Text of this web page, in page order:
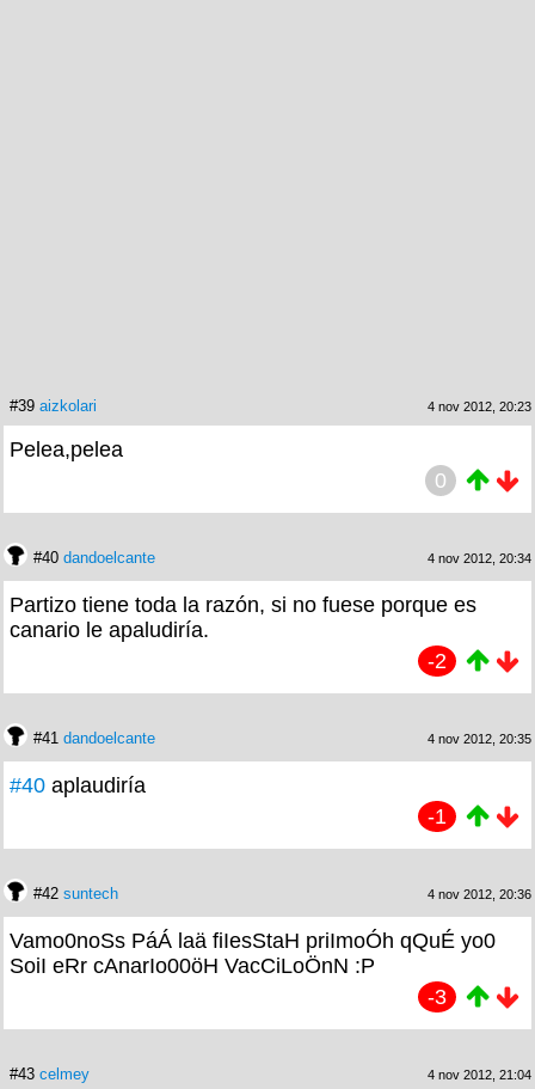
#39 aizkolari 4 nov 2012, 20:23
Pelea,pelea
0
#40 dandoelcante 4 nov 2012, 20:34
Partizo tiene toda la razón, si no fuese porque es
canario le apaludiría.
-2
#41 dandoelcante 4 nov 2012, 20:35
#40 aplaudiría
-1
#42 suntech 4 nov 2012, 20:36
Vamo0noSs PáÁ laä fiIesStaH priImoÓh qQuÉ yo0
SoiI eRr cAnarIo00öH VacCiLoÖnN :P
-3
#43 celmey 4 nov 2012, 21:04